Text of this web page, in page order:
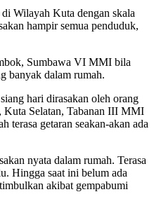
Wilayah Kuta dengan skala
hampir semua penduduk,
Sumbawa VI MMI bila
banyak dalam rumah.
hari dirasakan oleh orang
Kuta Selatan, Tabanan III MMI
terasa getaran seakan-akan ada
nyata dalam rumah. Terasa
Hingga saat ini belum ada
akibat gempabumi